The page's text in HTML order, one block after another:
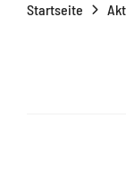
Startseite